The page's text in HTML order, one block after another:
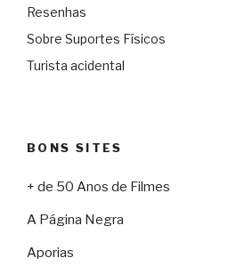
Resenhas
Sobre Suportes Físicos
Turista acidental
BONS SITES
+ de 50 Anos de Filmes
A Página Negra
Aporias